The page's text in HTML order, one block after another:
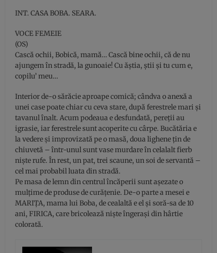
INT. CASA BOBA. SEARA.
VOCE FEMEIE
(OS)
Cască ochii, Bobică, mamă… Cască bine ochii, că de nu
ajungem în stradă, la gunoaie! Cu ăştia, ştii şi tu cum e,
copilu’ meu…
Interior de-o sărăcie aproape comică; cândva o anexă a
unei case poate chiar cu ceva stare, după ferestrele mari şi
tavanul înalt. Acum podeaua e desfundată, pereţii au
igrasie, iar ferestrele sunt acoperite cu cârpe. Bucătăria e
la vedere şi improvizată pe o masă, doua lighene ţin de
chiuvetă – într-unul sunt vase murdare în celalalt fierb
nişte rufe. În rest, un pat, trei scaune, un soi de servantă –
cel mai probabil luata din stradă.
Pe masa de lemn din centrul încăperii sunt aşezate o
mulţime de produse de curăţenie. De-o parte a mesei e
MARIŢA, mama lui Boba, de cealaltă e el şi soră-sa de 10
ani, FIRICA, care bricolează nişte îngeraşi din hârtie
colorată.